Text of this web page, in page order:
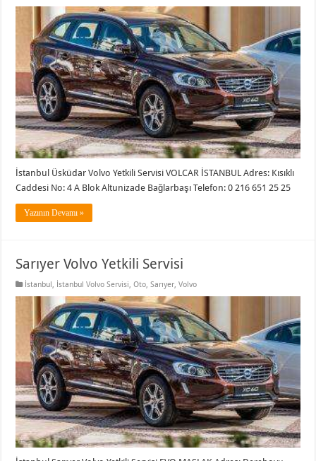
İstanbul Üsküdar Volvo Yetkili Servisi VOLCAR İSTANBUL Adres: Kısıklı
Caddesi No: 4 A Blok Altunizade Bağlarbaşı Telefon: 0 216 651 25 25
Yazının Devamı »
Sarıyer Volvo Yetkili Servisi
İstanbul İstanbul Volvo Servisi ,Oto ,Sarıyer ,Volvo